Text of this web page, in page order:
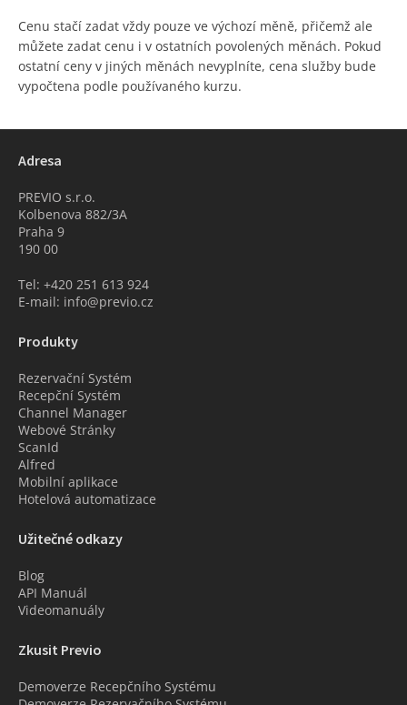
Cenu stačí zadat vždy pouze ve výchozí měně, přičemž ale
můžete zadat cenu i v ostatních povolených měnách. Pokud
ostatní ceny v jiných měnách nevyplníte, cena služby bude
vypočtena podle používaného kurzu.
Adresa
PREVIO s.r.o.
Kolbenova 882/3A
Praha 9
190 00
Tel: +420 251 613 924
E-mail: info@previo.cz
Produkty
Rezervační Systém
Recepční Systém
Channel Manager
Webové Stránky
ScanId
Alfred
Mobilní aplikace
Hotelová automatizace
Užitečné odkazy
Blog
API Manuál
Videomanuály
Zkusit Previo
Demoverze Recepčního Systému